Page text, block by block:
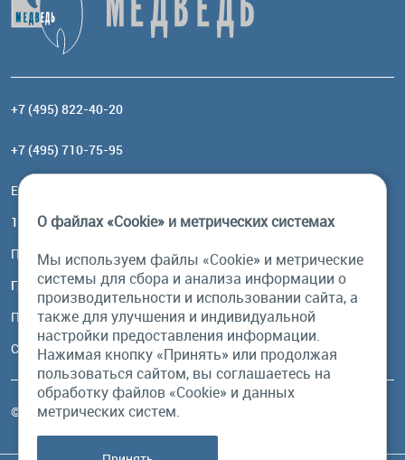
+7 (495) 822-40-20
+7 (495) 710-75-95
Email:
117485, Москва, ул. Профсоюзная, 84/32, корп 1
Посмотреть на карте
График работы
Пн-Пт: с 10:00 до 18:00
Сб, Вс: выходной
© Бурый Медведь MMXXVI. Все права защищены.
О файлах «Cookie» и метрических системах
Мы используем файлы «Cookie» и метрические
системы для сбора и анализа информации о
производительности и использовании сайта, а
также для улучшения и индивидуальной
настройки предоставления информации.
Нажимая кнопку «Принять» или продолжая
пользоваться сайтом, вы соглашаетесь на
обработку файлов «Cookie» и данных
метрических систем.